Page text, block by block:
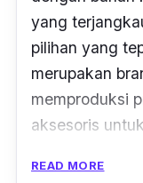
yang
pilihan yang
merupakan
memproduksi
aksesoris
READ MORE